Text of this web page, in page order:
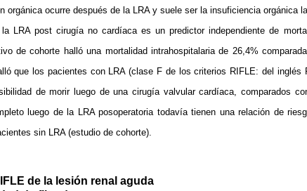
ocurre después de la LRA y suele ser la insuficiencia orgánica
LRA post cirugía no cardíaca es un predictor independiente de
de cohorte halló una mortalidad intrahospitalaria de 26,4%
que los pacientes con LRA (clase F de los criterios RIFLE: del inglés
de morir luego de una cirugía valvular cardíaca, comparados
luego de la LRA posoperatoria todavía tienen una relación de
sin LRA (estudio de cohorte).
de la lesión renal aguda